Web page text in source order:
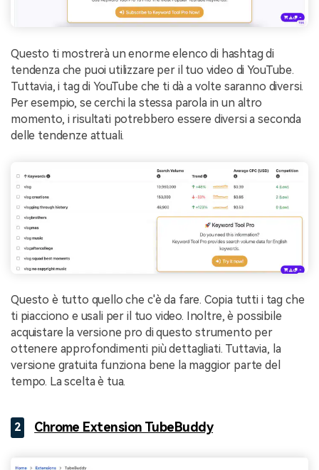
Questo ti mostrerà un enorme elenco di hashtag di
tendenza che puoi utilizzare per il tuo video di YouTube.
Tuttavia, i tag di YouTube che ti dà a volte saranno diversi.
Per esempio, se cerchi la stessa parola in un altro
momento, i risultati potrebbero essere diversi a seconda
delle tendenze attuali.
Questo è tutto quello che c'è da fare. Copia tutti i tag che
ti piacciono e usali per il tuo video. Inoltre, è possibile
acquistare la versione pro di questo strumento per
ottenere approfondimenti più dettagliati. Tuttavia, la
versione gratuita funziona bene la maggior parte del
tempo. La scelta è tua.
2 Chrome Extension TubeBuddy